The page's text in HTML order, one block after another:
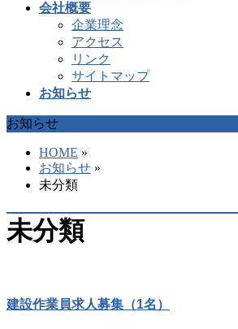
会社概要
企業理念
アクセス
リンク
サイトマップ
お知らせ
お知らせ
HOME »
お知らせ »
未分類
未分類
建設作業員求人募集（1名）